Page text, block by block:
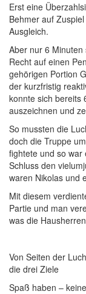
Erst eine
Behmer auf
Ausgleich.
Aber nur 6
Recht auf einen
gehörigen Portion
der kurzfristig
konnte sich bereits
auszeichnen und
So mussten die
doch die Truppe
fightete und so
Schluss den
waren Nikolas und
Mit diesem
Partie und man
was die
Von Seiten der
die drei Ziele
Spaß haben –